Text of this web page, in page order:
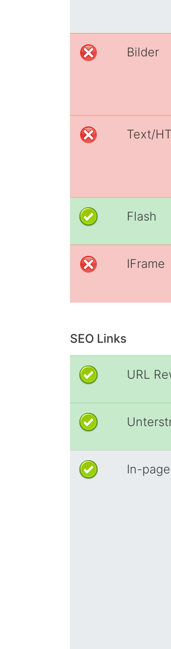
Bilder
Text/
Flash
IFrame
SEO Links
URL
In-